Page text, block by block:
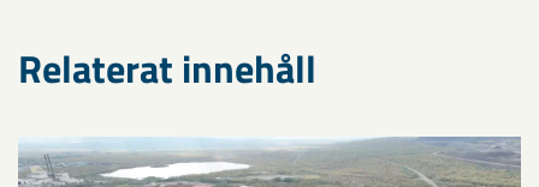
Relaterat innehåll